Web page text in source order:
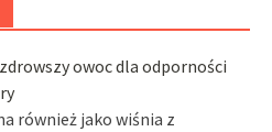
owoc dla odporności
również jako wiśnia z